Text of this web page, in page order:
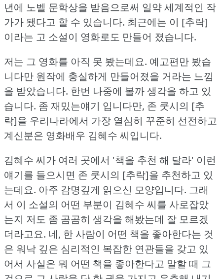
년에 노벨 문학상을 받음으로써 일약 세계적인 작
가가 됐다고 할 수 있습니다. 최근에는 이 [추락]
이라는 고 소설이 영화로도 만들어 졌습니다.
저는 그 영화를 아직 못 봤는데요. 예고편만 봤습
니다만 원작에 충실하게 만들어졌을 거라는 느낌
을 받았습니다. 한번 나중에 볼까 생각을 하고 있
습니다. 좀 재밌는얘기 입니다만, 존 쿳시의 [추
락]을 우리나라에서 가장 열심히 꾸준히 선전하고
계신분은 영화배우 김혜수 씨입니다.
김혜수 씨가 여러 곳에서 '책을 추천 해 달라' 이런
얘기를 들으시면 존 쿳시의 [추락]을 추천하고 있
는데요. 아주 감명깊게 읽으신 모양입니다. 그래
서 이 소설의 어떤 부분이 김혜수 씨를 사로잡았
는지 저도 좀 곰곰히 생각을 해봤는데 잘 모르겠
더라고요. 네, 한 사람이 어떤 책을 좋아한다는 것
은 워낙 깊은 심리적인 복잡한 연관들을 갖고 있
어서 사실은 뭐 어떤 책을 좋아한다고 말할 때 그